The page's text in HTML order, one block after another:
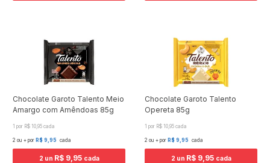
Chocolate Garoto Talento Meio
Amargo com Amêndoas 85g
1 por R$ 10,95 cada
2 ou + por R$ 9,95 cada
2 un R$ 9,95 cada
Chocolate Garoto Talento
Opereta 85g
1 por R$ 10,95 cada
2 ou + por R$ 9,95 cada
2 un R$ 9,95 cada